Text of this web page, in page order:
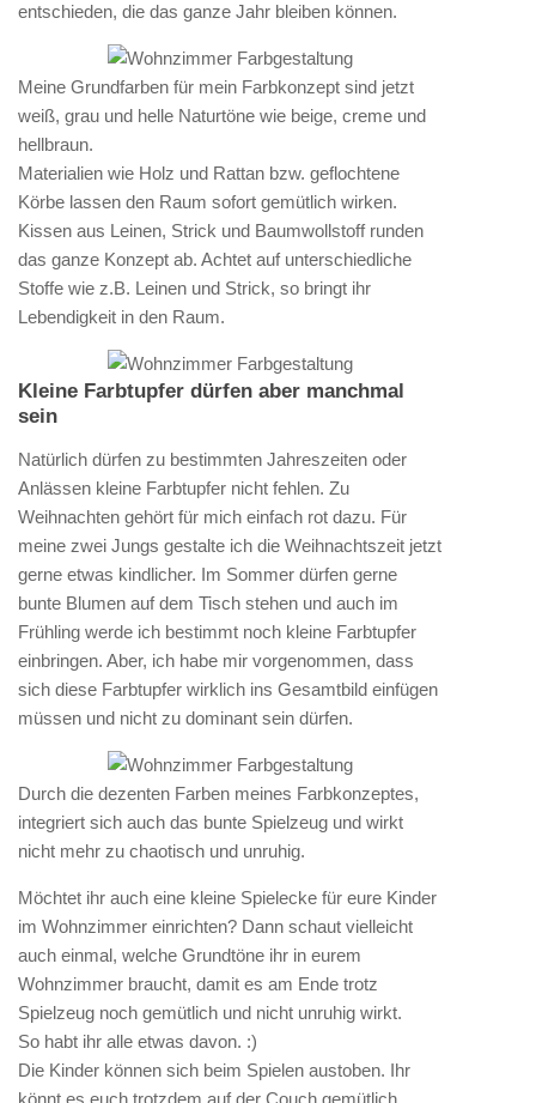
entschieden, die das ganze Jahr bleiben können.
Meine Grundfarben für mein Farbkonzept sind jetzt
weiß, grau und helle Naturtöne wie beige, creme und
hellbraun.
Materialien wie Holz und Rattan bzw. geflochtene
Körbe lassen den Raum sofort gemütlich wirken.
Kissen aus Leinen, Strick und Baumwollstoff runden
das ganze Konzept ab. Achtet auf unterschiedliche
Stoffe wie z.B. Leinen und Strick, so bringt ihr
Lebendigkeit in den Raum.
Kleine Farbtupfer dürfen aber manchmal
sein
Natürlich dürfen zu bestimmten Jahreszeiten oder
Anlässen kleine Farbtupfer nicht fehlen. Zu
Weihnachten gehört für mich einfach rot dazu. Für
meine zwei Jungs gestalte ich die Weihnachtszeit jetzt
gerne etwas kindlicher. Im Sommer dürfen gerne
bunte Blumen auf dem Tisch stehen und auch im
Frühling werde ich bestimmt noch kleine Farbtupfer
einbringen. Aber, ich habe mir vorgenommen, dass
sich diese Farbtupfer wirklich ins Gesamtbild einfügen
müssen und nicht zu dominant sein dürfen.
Durch die dezenten Farben meines Farbkonzeptes,
integriert sich auch das bunte Spielzeug und wirkt
nicht mehr zu chaotisch und unruhig.
Möchtet ihr auch eine kleine Spielecke für eure Kinder
im Wohnzimmer einrichten? Dann schaut vielleicht
auch einmal, welche Grundtöne ihr in eurem
Wohnzimmer braucht, damit es am Ende trotz
Spielzeug noch gemütlich und nicht unruhig wirkt.
So habt ihr alle etwas davon. :)
Die Kinder können sich beim Spielen austoben. Ihr
könnt es euch trotzdem auf der Couch gemütlich